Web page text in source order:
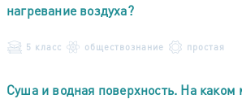
нагревание воздуха?
5 класс обществознание простая
Суша и водная поверхность. На каком